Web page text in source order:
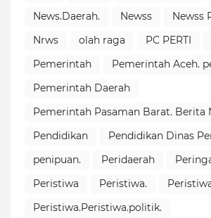
News.Daerah.
Newss
Newss
Nrws
olah raga PC PERTI
Pemerintah
Pemerintah Aceh.
Pemerintah Daerah
Pemerintah Pasaman Barat. Berita
Pendidikan
Pendidikan Dinas
penipuan.
Peridaerah
Peristiwa
Peristiwa.
Peristiwa.Peristiwa.politik.